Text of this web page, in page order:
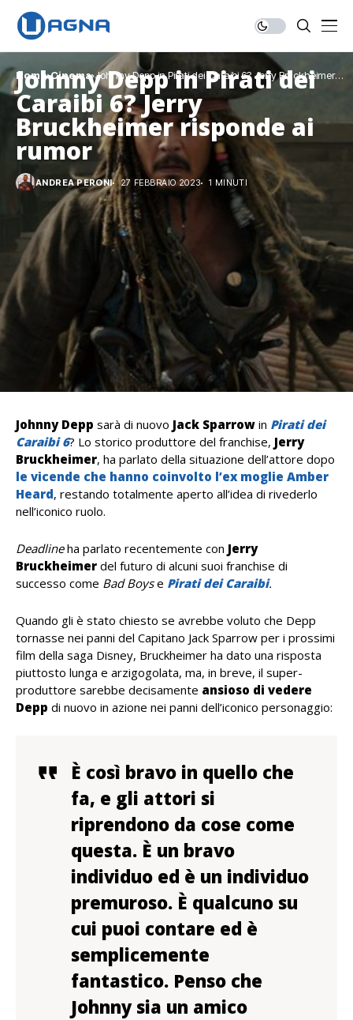
Home Cinema Johnny Depp in Pirati dei Caraibi 6? Jerry Bruckheimer
risponde ai rumor
Johnny Depp in Pirati dei
Caraibi 6? Jerry
Bruckheimer risponde ai
rumor
ANDREA PERONI 27 FEBBRAIO 2023 1 MINUTI
Johnny Depp sarà di nuovo Jack Sparrow in Pirati dei
Caraibi 6? Lo storico produttore del franchise, Jerry
Bruckheimer, ha parlato della situazione dell’attore dopo
le vicende che hanno coinvolto l’ex moglie Amber
Heard, restando totalmente aperto all’idea di rivederlo
nell’iconico ruolo.
Deadline ha parlato recentemente con Jerry
Bruckheimer del futuro di alcuni suoi franchise di
successo come Bad Boyse Pirati dei Caraibi.
Quando gli è stato chiesto se avrebbe voluto che Depp
tornasse nei panni del Capitano Jack Sparrow per i prossimi
film della saga Disney, Bruckheimer ha dato una risposta
piuttosto lunga e arzigogolata, ma, in breve, il super-
produttore sarebbe decisamente ansioso di vedere
Depp di nuovo in azione nei panni dell’iconico personaggio:
È così bravo in quello che
fa, e gli attori si
riprendono da cose come
questa. È un bravo
individuo ed è un individuo
premuroso. È qualcuno su
cui puoi contare ed è
semplicemente
fantastico. Penso che
Johnny sia un amico